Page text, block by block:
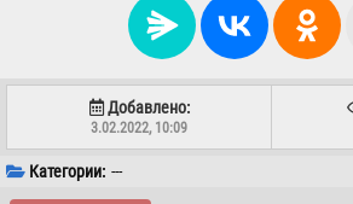
Добавлено:
3.02.2022, 10:09
Категории: ---